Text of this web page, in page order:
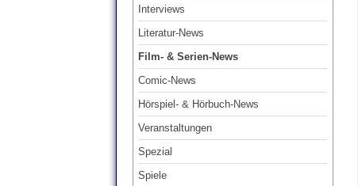
Interviews
Literatur-News
Film- & Serien-News
Comic-News
Hörspiel- & Hörbuch-News
Veranstaltungen
Spezial
Spiele